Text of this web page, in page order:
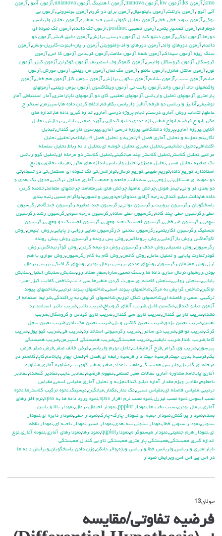
kmo
,آزمون ks ,آزمون kw ,آزمون manova ,آزمون t هتلينگ ,آزمون unianova ,آزمون آننوا,آزمون
آني آنووا,آزمون بارتلت,آزمون باينوميال,آزمون براي دو گروه,آزمون بونفروني,آزمون بي
توكي,آزمون پيوند خطي-خطي,آزمون تحليل كوواريانس چند متغيره,آزمون تحليل واريانس
دوطرفه,آزمون تصحيح يتس,آزمون تعقيبي posthoc ,آزمون تك دامنه,آزمون تك نمونه اي
دورها,آزمون توكي,آزمون دبليو كندال,آزمون درستي برازش,آزمون دقيق فيشر ,آزمون دو
دامنه,آزمون دورهاي والد,آزمون دورهاي والد-ولفوويتز ,آزمون رايان-اينوت-گابريل-ولش,آزمون
سنگ ريزه,آزمون سيداك,آزمون شفه,آزمون علامت,آزمون فريدمن,آزمون كا اس,آزمون
كروسكال,آزمون كروسكال واليس,آزمون كلموگروف اسميرنف,آزمون كوكران,آزمون كيزر ,آزمون
لون,آزمون مانتل هانزل,آزمون ماننوا,آزمون مك نمار ,آزمون من ويتني,آزمون موزش,آزمون
ميانه,آزمون نسبت,آزمون نشانه,آزمون نيكويي برازش,آزمون نيومن-كلز ,آزمون هم خطي,آزمون
واكنشهاي حاد,آزمون والد,آزمون وايت ني,آزمون ويلكاكسون,آزمون يومن ويتني,آزمونهاي
پارامتري,آزمونهاي تحليل واريانس,آزمونهاي تعقيبي كاي دو,آزمونهاي ناپارامتري,آمار استنباطي,آمار
توضيفي,آناليز واريانس دو طرفه,آناليز واريانس يکطرفه,ادغام كردن داده ها,اسپيرمن,استخراج
عاملها,انتخاب روش آماري درست,انجام پروژه درسي آماري,اندازه گيري داده ها,اندازه هاي
مكرر ,انواع فرضيه,انواع متغير ,بازه عددي دبليو كندال,برآورد منحني,پايايي,پردازش تحليل
آنلاين,پروژه آماري,پروژه دانشگاهي,پروژه درسي آماري,پيرسون,تاو بي کندال,تبديل
لگاريتم,تجزيه و تحليل آماري فصل 4 ,تجزيه و تحليل فصل 4 پايانامه ,تحقيق,تحليل
اكتشافي,تحليل تشخيصي,تحليل تميزي,تحليل خوشه اي,تحليل داده رباط,تحليل سلسله
مراتبي,تحليل كلاستر ,تحليل كلاستر چند ميانگيني,تحليل كلاستر دو مرحله اي,تحليل كوواريانس
تك متغيره,تحليل مسير ,تحليل مميزي,تحليل واريانس اندازه هاي مكرر ,تعريف تحقيق,توزيع
استاندارد,توزيع داده,توزيع طبيعي,توزيع نرمال,تولرانس,تي تک نمونه اي مستقل,تي دو تمهنه,تي
دو نمونه اي مستقل,تي زوجي,تي سه دانت,جامعه و جميعت آماري,جداول تركيبي,جدول يك بعدي و
دو بعدي فراواني,جيمز هوئل,چرخش عاملها,چرخش هاي غيرمتعامد,چرخشهاي متعامد,خلاصه كردن
داده ها,دانت,دبليو كندال,درجه آزادي,دندوگرام,دوربين واتسون,دياگرام مسير ,رتبه بندي
پاسخگويان,رگرسيون پروبيت,رگرسيون تواني,رگرسيون چند متغيره,رگرسيون چندگانه,رگرسيون
خطي,رگرسيون خطي چند گانه,رگرسيون خطي ساده,رگرسيون درجه سوم,رگرسيون رشد,رگرسيون
سهمي,رگرسيون غيرخطي,رگرسيون لجستيك چند وجهي,رگرسيون لجستيك دو وجهي,رگرسيون
لجستيک,رگرسيون لگاريتمي,رگرسيون منحني s ,رگرسيون نمايي,روايي و پايايي,روش ابليمن,روش
اكوآماكس,روش بازآزمايي,روش پروماكس,روش پس رونده رگرسيون,روش پيش رونده
رگرسيون,روش تصنيف,روش حذف رگرسيون,روش دو نيمه كردن,روش كوآرتيماكس,روش
كودرتفاوت پايايي و تحليل عامل,روش گاتمن,روش گام به گام رگرسيون,روش موازي يا هم
ارز ,روش همزمان رگرسيون,روشهاي عددي بررسي نرمال بودن,روشهاي گرافيكي بررسي نرمال
بودن,روشهاي نرمال سازي داده ها,ريسك نسبي,سازه,سطح معناداري,سنجش,سنجش اعتبار ,سنجش
پايايي,سنجش روايي,سنجش فاصله اي,سورت كردن متغيرها,سي دانت,شاخص كفايت كيزر-مير-
اولكين,شاخص گرايش به مركز ,شاخصهاي پيوند اسمي,شاخصهاي پيوند ترتيبي,شاخصهاي پيوند
تركيبي اسمي و فاصله اي,شاخصهاي شكل توزيع,شاخصهاي گرايش به پراكندگي,شرايط استفاده از
آزمون دبليو كندال,شكستن فايل,ضريب آلفاي کرونباخ,ضريب تاثير ,ضريب تاثير استانتدارد
نشده,ضريب تاو بي كندال,ضريب تاوي سي كندال,ضريب تاوي گودمن و كروسكال,ضريب
تعيين,ضريب تعيين پژدو,ضريب تعيين كاكس و نل,ضريب تعيين مك نادن,ضريب تعيين نيجل
كرك,ضريب توافق,ضريب دي سامرز ,ضريب رگرسيوني استاندارد,ضريب في,ضريب كيو يول,ضريب
گاما,ضريب لاندا,ضريب نايقيني,ضريب همبستگي,ضريب همبستگي اسپيرمن,ضريب همبستگي
پيرسون,ضريب وي كرامر ,طرح آزمايشات,عامل تورم واريانس,فرض خالف صفر ,فرض صفر ,فرض
يك,فرضيه بدون جهت,فرضيه جهت دار ,فرضيه رابطه اي,فصل 4 ,فصل چهار پايانامه,كاپا,كلاستر دو
مرحله اي,گابريل,ماتريس همبستگي,ماهيت اعداد,متغير ,متغير كووريت,مشاوره آماري,مشاوره
آماري پايانامه,مشاوره آماري مقالات,مغير تصنعي,مفهوم فرضيه,مقادير غايب,مقادير گمشده,مقادير
نامعلوم,مقادير ويژه,مقدار آماره دبليو كندالتجزيه و تحليل آماري,مقياس اسمي,مقياس
ترتيبي,مقياس فاصله اي,مقياس نسبي,مك نمار ,مكمار ,ميانگين,ميسينگ,نحوه تركيب كلاسترها,نحوه
نصب ايموس,نحوه نصب ليزرل,نحوه نصب نرم افزار spss ,نحوه ورود داده ها به spss ,نرم افزارهاي
آماري,نرمال بودن,نسبت بخت ها,نمودار ppplot ,نمودار احتمال نرمال,نمودار بالا و پايين
بسته,نمودار پراكنش,نمودار جعبه اي,نمودار چارك-چارك,نمودار خطي,نمودار دايره اي,نمودار
ستوني,نمودار ستوني خطا,نمودار ستوني سه بعدي,نمودار مسير ,نمودار ناحيه اي,نمودار نقطه
اي,نمودار هرم جمعيتي,نمودار هيستوگرام,نمودارqqplot ,نمودارها,نمودارهاي آماري,نمونه آماري,نوع
اندازه گيري,همبستگي,همبستگي پارامتري,همبستگي تاو بي کندال,همبستگي
ناپارامتري,واريانس,واريانس خطا,واريانس ويژه,والر دانكن,وزن دادن پاسخگويان,ويرايش داده ها
در اس پي اس اس,ويرايش نمودار
جولای13
فرضیه
فرضیه تفاوتی/مقایسه